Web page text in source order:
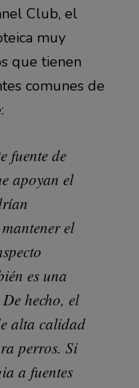
Club, el
muy
que tienen
comunes de
fuente de
apoyan el
el
es una
hecho, el
alta calidad
perros. Si
a fuentes